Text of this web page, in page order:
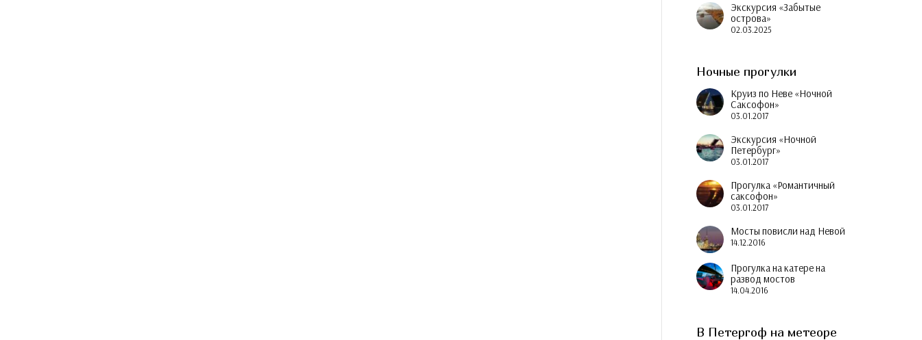
Экскурсия «Забытые
острова»
02.03.2025
Ночные прогулки
Круиз по Неве «Ночной
Саксофон»
03.01.2017
Экскурсия «Ночной
Петербург»
03.01.2017
Прогулка «Романтичный
саксофон»
03.01.2017
Мосты повисли над Невой
14.12.2016
Прогулка на катере на
развод мостов
14.04.2016
В Петергоф на метеоре